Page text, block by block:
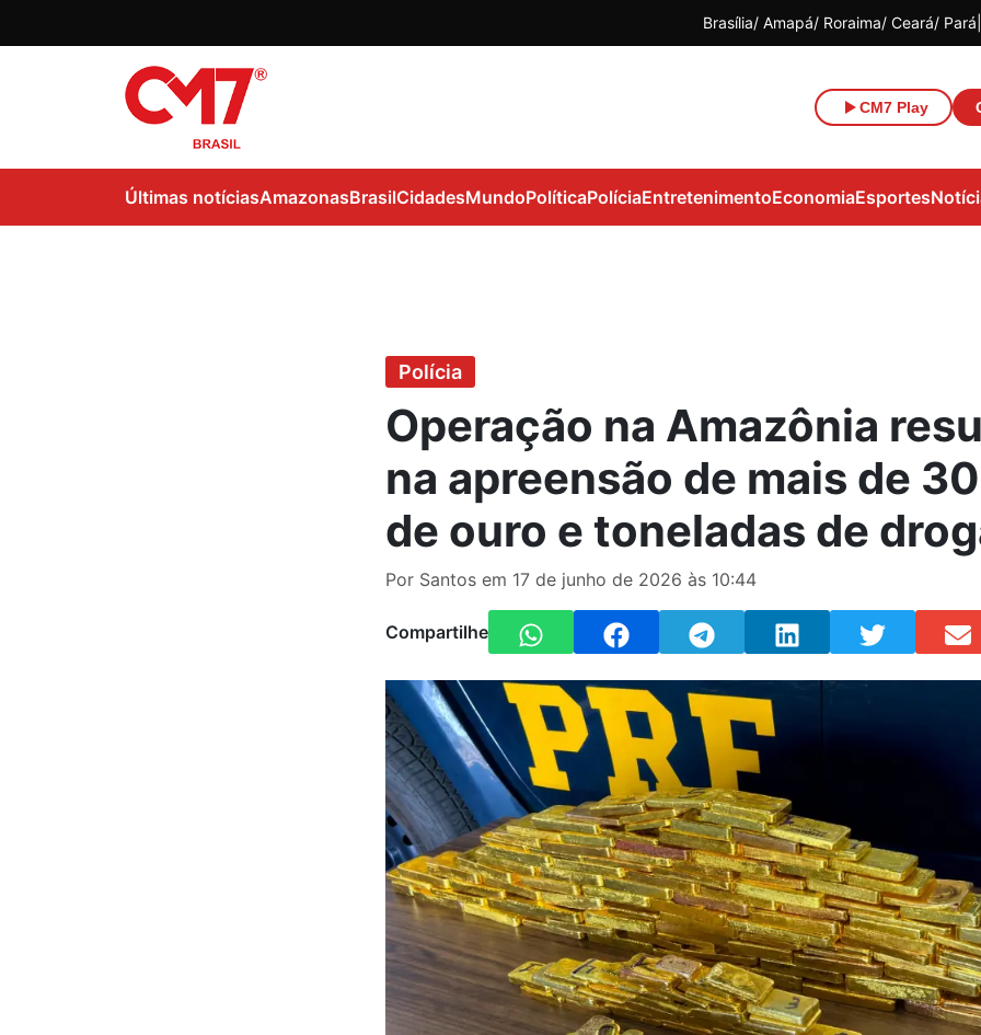
Brasília Amapá Roraima Ceará Pará
CM7 Play
Últimas notíciasAmazonasBrasilCidadesMundoPolíticaPolíciaEntretenimentoEconomiaEsportes
Polícia
Operação na Amazônia
na apreensão de mais de
de ouro e toneladas de
Por Santos em 17 de junho de 2026 às 10:44
Compartilhe